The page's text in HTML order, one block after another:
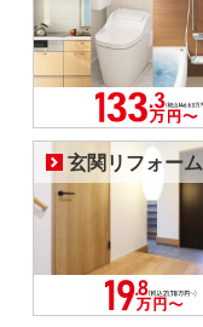
玄関リフォーム